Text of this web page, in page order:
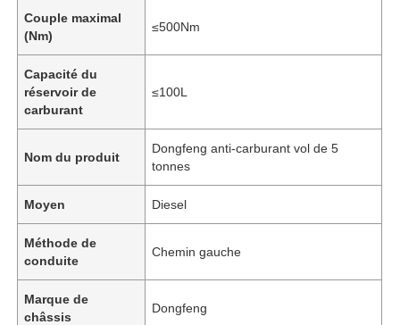
Aperçu
Produits
A propos de nous
Couple maximal
(Nm)
≤500Nm
Capacité du
réservoir de
carburant
≤100L
Nom du produit
Dongfeng anti-carburant vol de 5
tonnes
Moyen Diesel
Méthode de
conduite
Chemin gauche
Marque de
châssis
Dongfeng